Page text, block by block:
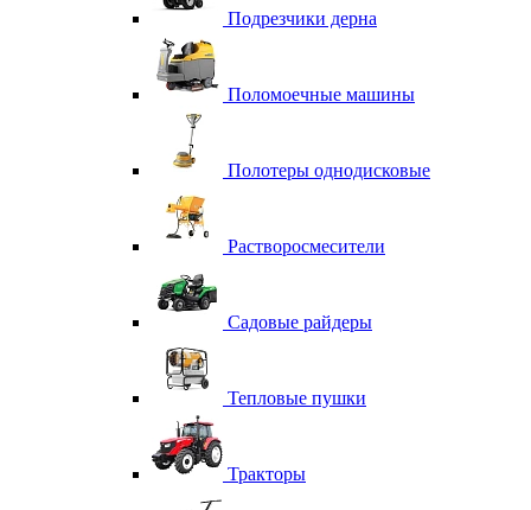
Подрезчики дерна
Поломоечные машины
Полотеры однодисковые
Растворосмесители
Садовые райдеры
Тепловые пушки
Тракторы